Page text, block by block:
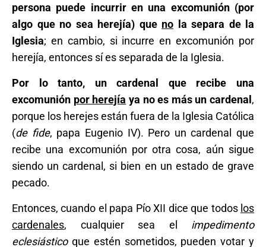
persona puede incurrir en una excomunión (por
algo que no sea herejía) que no la separa de la
Iglesia; en cambio, si incurre en excomunión por
herejía, entonces sí es separada de la Iglesia.
Por lo tanto, un cardenal que recibe una
excomunión por herejía ya no es más un cardenal,
porque los herejes están fuera de la Iglesia Católica
(de fide, papa Eugenio IV). Pero un cardenal que
recibe una excomunión por otra cosa, aún sigue
siendo un cardenal, si bien en un estado de grave
pecado.
Entonces, cuando el papa Pío XII dice que todos los
cardenales, cualquier sea el impedimento
eclesiásticoque estén sometidos, pueden votar y